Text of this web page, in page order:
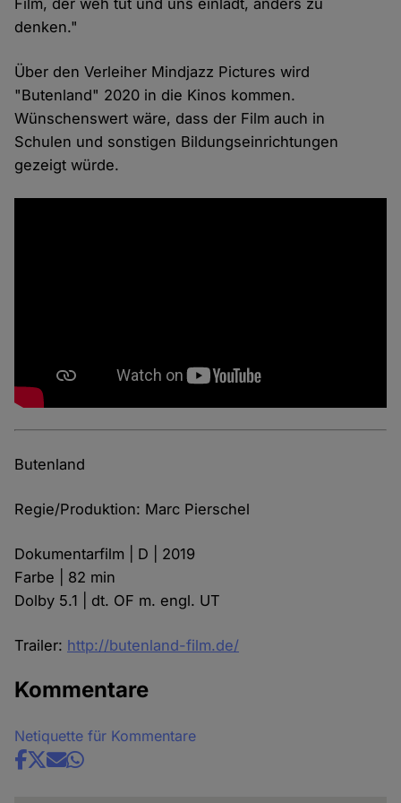
Film, der weh tut und uns einlädt, anders zu
denken."
Über den Verleiher Mindjazz Pictures wird
"Butenland" 2020 in die Kinos kommen.
Wünschenswert wäre, dass der Film auch in
Schulen und sonstigen Bildungseinrichtungen
gezeigt würde.
Butenland
Regie/Produktion: Marc Pierschel
Dokumentarfilm | D | 2019
Farbe | 82 min
Dolby 5.1 | dt. OF m. engl. UT
Trailer: http://butenland-film.de/
Kommentare
Netiquette für Kommentare
Share